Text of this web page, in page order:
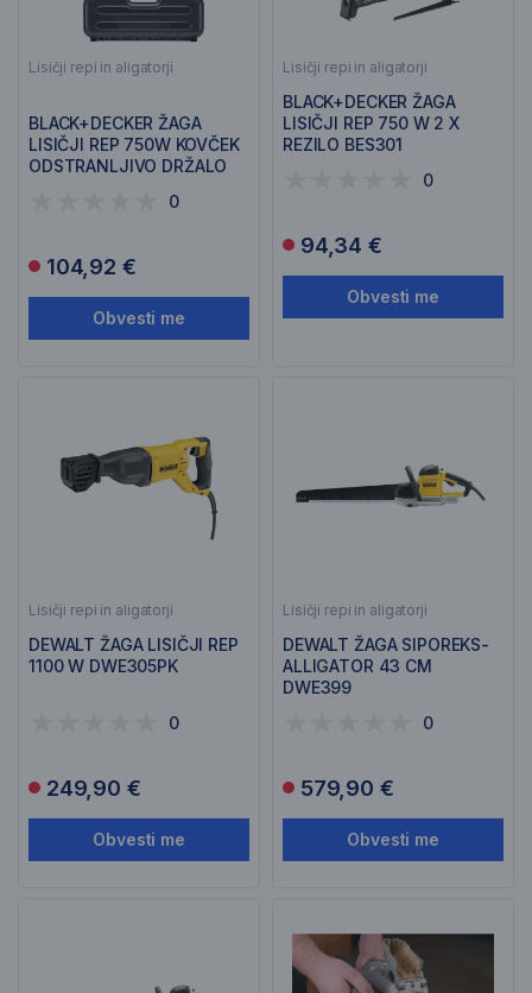
Lisičji repi in aligatorji
BLACK+DECKER ŽAGA
LISIČJI REP 750W KOVČEK
ODSTRANLJIVO DRŽALO
0
104,92 €
Obvesti me
Lisičji repi in aligatorji
BLACK+DECKER ŽAGA
LISIČJI REP 750 W 2 X
REZILO BES301
0
94,34 €
Obvesti me
Lisičji repi in aligatorji
DEWALT ŽAGA LISIČJI REP
1100 W DWE305PK
0
249,90 €
Obvesti me
Lisičji repi in aligatorji
DEWALT ŽAGA SIPOREKS-
ALLIGATOR 43 CM
DWE399
0
579,90 €
Obvesti me